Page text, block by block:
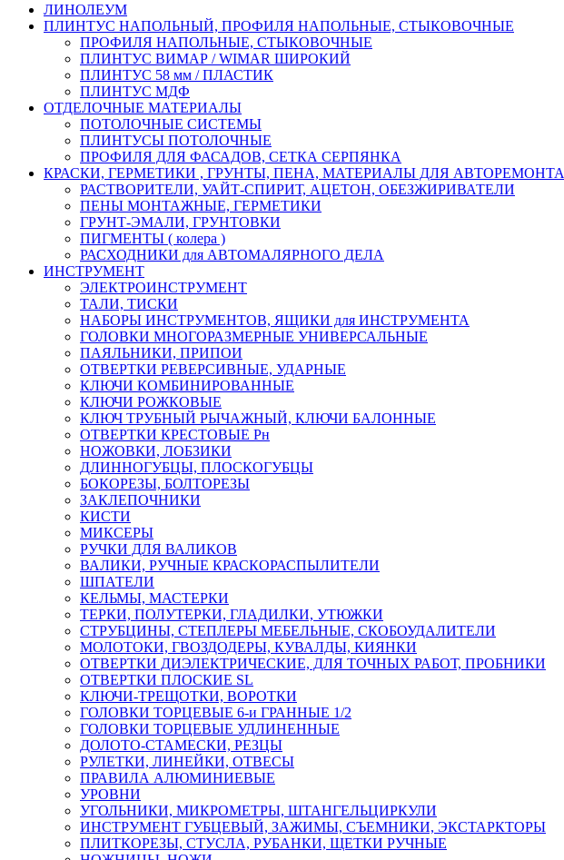
ЛИНОЛЕУМ
ПЛИНТУС НАПОЛЬНЫЙ, ПРОФИЛЯ НАПОЛЬНЫЕ, СТЫКОВОЧНЫЕ
ПРОФИЛЯ НАПОЛЬНЫЕ, СТЫКОВОЧНЫЕ
ПЛИНТУС ВИМАР / WIMAR ШИРОКИЙ
ПЛИНТУС 58 мм / ПЛАСТИК
ПЛИНТУС МДФ
ОТДЕЛОЧНЫЕ МАТЕРИАЛЫ
ПОТОЛОЧНЫЕ СИСТЕМЫ
ПЛИНТУСЫ ПОТОЛОЧНЫЕ
ПРОФИЛЯ ДЛЯ ФАСАДОВ, СЕТКА СЕРПЯНКА
КРАСКИ, ГЕРМЕТИКИ , ГРУНТЫ, ПЕНА, МАТЕРИАЛЫ ДЛЯ АВТОРЕМОНТА
РАСТВОРИТЕЛИ, УАЙТ-СПИРИТ, АЦЕТОН, ОБЕЗЖИРИВАТЕЛИ
ПЕНЫ МОНТАЖНЫЕ, ГЕРМЕТИКИ
ГРУНТ-ЭМАЛИ, ГРУНТОВКИ
ПИГМЕНТЫ ( колера )
РАСХОДНИКИ для АВТОМАЛЯРНОГО ДЕЛА
ИНСТРУМЕНТ
ЭЛЕКТРОИНСТРУМЕНТ
ТАЛИ, ТИСКИ
НАБОРЫ ИНСТРУМЕНТОВ, ЯЩИКИ для ИНСТРУМЕНТА
ГОЛОВКИ МНОГОРАЗМЕРНЫЕ УНИВЕРСАЛЬНЫЕ
ПАЯЛЬНИКИ, ПРИПОИ
ОТВЕРТКИ РЕВЕРСИВНЫЕ, УДАРНЫЕ
КЛЮЧИ КОМБИНИРОВАННЫЕ
КЛЮЧИ РОЖКОВЫЕ
КЛЮЧ ТРУБНЫЙ РЫЧАЖНЫЙ, КЛЮЧИ БАЛОННЫЕ
ОТВЕРТКИ КРЕСТОВЫЕ Рн
НОЖОВКИ, ЛОБЗИКИ
ДЛИННОГУБЦЫ, ПЛОСКОГУБЦЫ
БОКОРЕЗЫ, БОЛТОРЕЗЫ
ЗАКЛЕПОЧНИКИ
КИСТИ
МИКСЕРЫ
РУЧКИ ДЛЯ ВАЛИКОВ
ВАЛИКИ, РУЧНЫЕ КРАСКОРАСПЫЛИТЕЛИ
ШПАТЕЛИ
КЕЛЬМЫ, МАСТЕРКИ
ТЕРКИ, ПОЛУТЕРКИ, ГЛАДИЛКИ, УТЮЖКИ
СТРУБЦИНЫ, СТЕПЛЕРЫ МЕБЕЛЬНЫЕ, СКОБОУДАЛИТЕЛИ
МОЛОТОКИ, ГВОЗДОДЕРЫ, КУВАЛДЫ, КИЯНКИ
ОТВЕРТКИ ДИЭЛЕКТРИЧЕСКИЕ, ДЛЯ ТОЧНЫХ РАБОТ, ПРОБНИКИ
ОТВЕРТКИ ПЛОСКИЕ SL
КЛЮЧИ-ТРЕЩОТКИ, ВОРОТКИ
ГОЛОВКИ ТОРЦЕВЫЕ 6-и ГРАННЫЕ 1/2
ГОЛОВКИ ТОРЦЕВЫЕ УДЛИНЕННЫЕ
ДОЛОТО-СТАМЕСКИ, РЕЗЦЫ
РУЛЕТКИ, ЛИНЕЙКИ, ОТВЕСЫ
ПРАВИЛА АЛЮМИНИЕВЫЕ
УРОВНИ
УГОЛЬНИКИ, МИКРОМЕТРЫ, ШТАНГЕЛЬЦИРКУЛИ
ИНСТРУМЕНТ ГУБЦЕВЫЙ, ЗАЖИМЫ, СЪЕМНИКИ, ЭКСТАРКТОРЫ
ПЛИТКОРЕЗЫ, СТУСЛА, РУБАНКИ, ЩЕТКИ РУЧНЫЕ